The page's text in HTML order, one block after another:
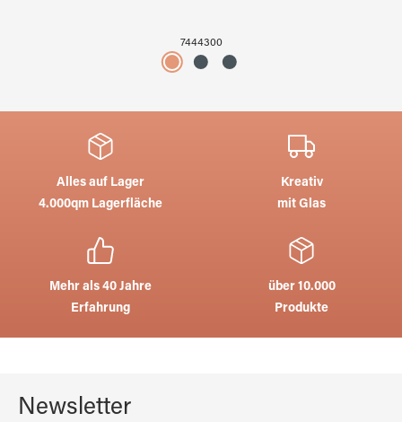
7444300
Alles auf Lager
4.000qm Lagerfläche
Kreativ
mit Glas
Mehr als 40 Jahre
Erfahrung
über 10.000
Produkte
Newsletter